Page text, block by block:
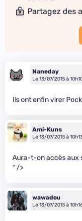
Partagez des
Naneday
Le 13/07/2015 à
Ils ont enfin virer
Ami-Kuns
Le 13/07/2015 à
Aura-t-on accès aux
" />
wawadou
Le 13/07/2015 à